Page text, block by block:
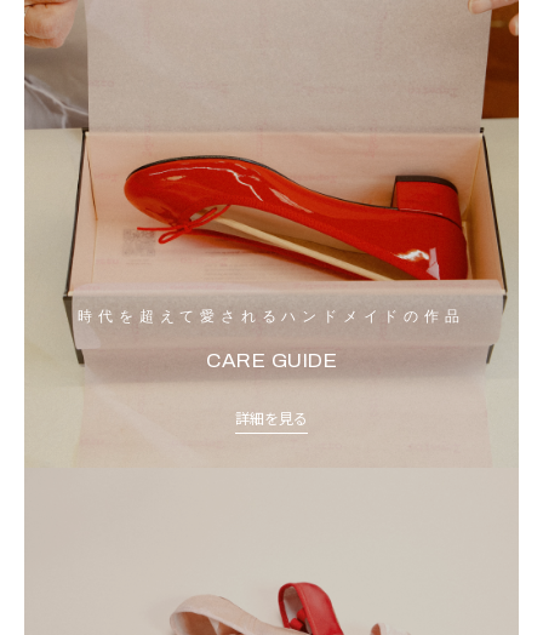
時代を超えて愛されるハンドメイドの作品
CARE GUIDE
詳細を見る